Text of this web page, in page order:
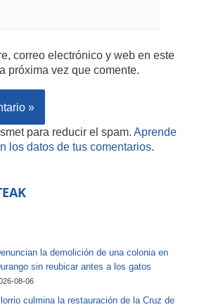
correo electrónico y web en este
próxima vez que comente.
para reducir el spam. Aprende
los datos de tus comentarios.
la demolición de una colonia en
sin reubicar antes a los gatos
08-06
culmina la restauración de la Cruz de